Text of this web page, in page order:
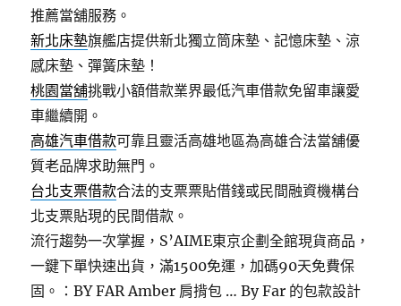
推薦當舖服務。
新北床墊旗艦店提供新北獨立筒床墊、記憶床墊、涼
感床墊、彈簧床墊！
桃園當舖挑戰小額借款業界最低汽車借款免留車讓愛
車繼續開。
高雄汽車借款可靠且靈活高雄地區為高雄合法當舖優
質老品牌求助無門。
台北支票借款合法的支票票貼借錢或民間融資機構台
北支票貼現的民間借款。
流行趨勢一次掌握，S’AIME東京企劃全館現貨商品，
一鍵下單快速出貨，滿1500免運，加碼90天免費保
固。：BY FAR Amber 肩揹包 … By Far 的包款設計